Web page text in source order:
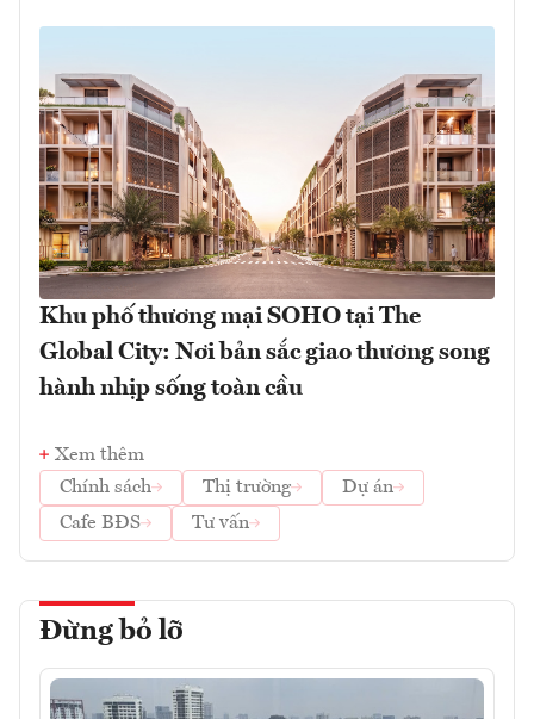
Khu phố thương mại SOHO tại The
Global City: Nơi bản sắc giao thương song
hành nhịp sống toàn cầu
Xem thêm
Chính sách
Thị trường
Dự án
Cafe BĐS
Tư vấn
Đừng bỏ lỡ